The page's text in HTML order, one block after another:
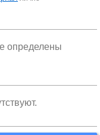
определены